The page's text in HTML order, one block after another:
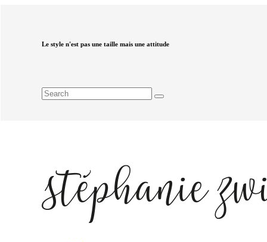
Le style n'est pas une taille mais une attitude